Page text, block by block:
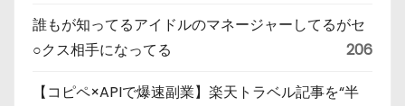
誰もが知ってるアイドルのマネージャーしてるがセ
○クス相手になってる
206
【コピペ×APIで爆速副業】楽天トラベル記事を“半